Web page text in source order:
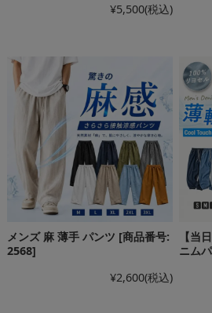
¥5,500(税込)
メンズ 麻 薄手 パンツ [商品番号:
2568]
¥2,600(税込)
【当
ニム